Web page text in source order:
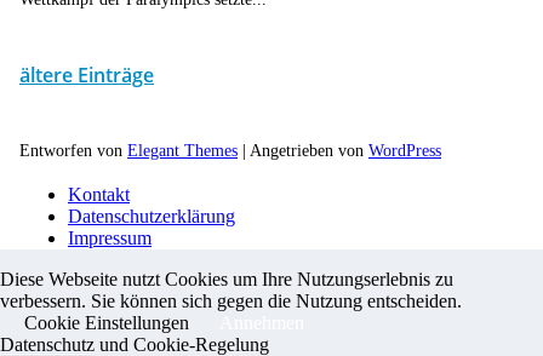
ältere Einträge
Entworfen von Elegant Themes | Angetrieben von WordPress
Kontakt
Datenschutzerklärung
Impressum
Diese Webseite nutzt Cookies um Ihre Nutzungserlebnis zu
verbessern. Sie können sich gegen die Nutzung entscheiden.
Cookie Einstellungen
Datenschutz und Cookie-Regelung